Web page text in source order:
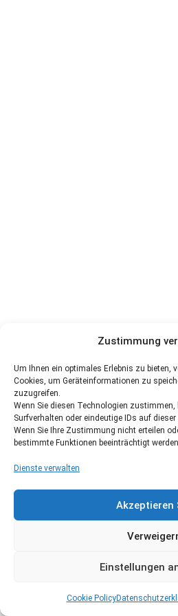
Zustimmung
Um Ihnen ein optimales Erlebnis zu bieten,
Cookies, um Geräteinformationen zu
zuzugreifen.
Wenn Sie diesen Technologien zustimmen,
Surfverhalten oder eindeutige IDs auf dieser
Wenn Sie Ihre Zustimmung nicht erteilen
bestimmte Funktionen beeinträchtigt
Dienste verwalten
Akzeptieren
Einstellungen
Cookie Policy